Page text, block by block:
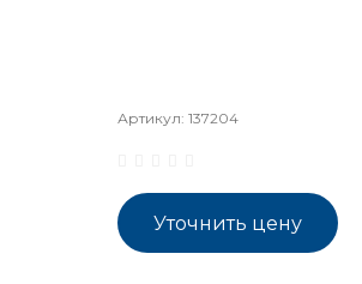
Артикул: 137204
Уточнить цену